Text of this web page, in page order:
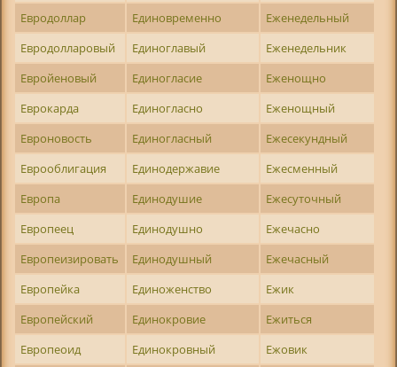
Евродоллар
Единовременно
Еженедельный
Евродолларовый
Единоглавый
Еженедельник
Евройеновый
Единогласие
Еженощно
Еврокарда
Единогласно
Еженощный
Евроновость
Единогласный
Ежесекундный
Еврооблигация
Единодержавие
Ежесменный
Европа
Единодушие
Ежесуточный
Европеец
Единодушно
Ежечасно
Европеизировать
Единодушный
Ежечасный
Европейка
Единоженство
Ежик
Европейский
Единокровие
Ежиться
Европеоид
Единокровный
Ежовик